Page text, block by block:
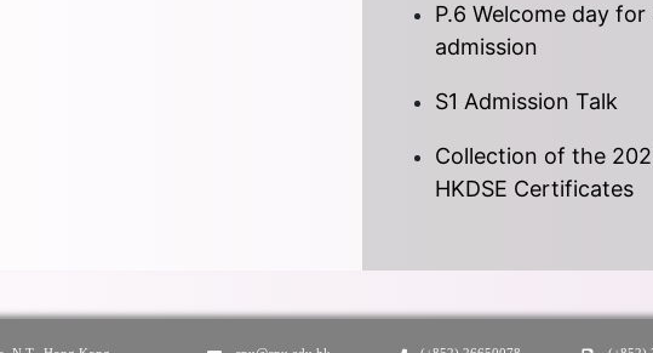
P.6 Welcome day for
admission
S1 Admission Talk
Collection of the
HKDSE Certificates